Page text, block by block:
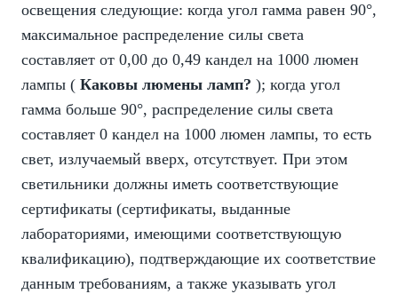
освещения следующие: когда угол гамма равен 90°,
максимальное распределение силы света
составляет от 0,00 до 0,49 кандел на 1000 люмен
лампы ( Каковы люмены ламп? ); когда угол
гамма больше 90°, распределение силы света
составляет 0 кандел на 1000 люмен лампы, то есть
свет, излучаемый вверх, отсутствует. При этом
светильники должны иметь соответствующие
сертификаты (сертификаты, выданные
лабораториями, имеющими соответствующую
квалификацию), подтверждающие их соответствие
данным требованиям, а также указывать угол